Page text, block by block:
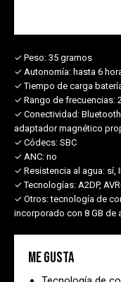
✓ Peso: 35 gramos
✓ Autonomía: hasta 6
✓ Tiempo de carga
✓ Rango de frecuencias:
✓ Conectividad:
adaptador magnético
✓ Códecs: SBC
✓ ANC: no
✓ Resistencia al agua: sí,
✓ Tecnologías: A2DP,
✓ Otros:tecnología de
incorporado con 8 GB de
Me gusta